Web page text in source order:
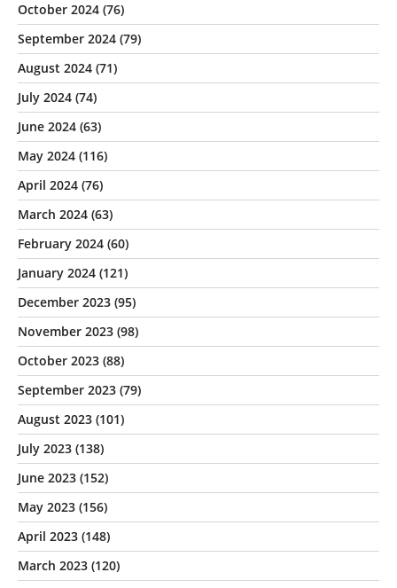
October 2024 (76)
September 2024 (79)
August 2024 (71)
July 2024 (74)
June 2024 (63)
May 2024 (116)
April 2024 (76)
March 2024 (63)
February 2024 (60)
January 2024 (121)
December 2023 (95)
November 2023 (98)
October 2023 (88)
September 2023 (79)
August 2023 (101)
July 2023 (138)
June 2023 (152)
May 2023 (156)
April 2023 (148)
March 2023 (120)